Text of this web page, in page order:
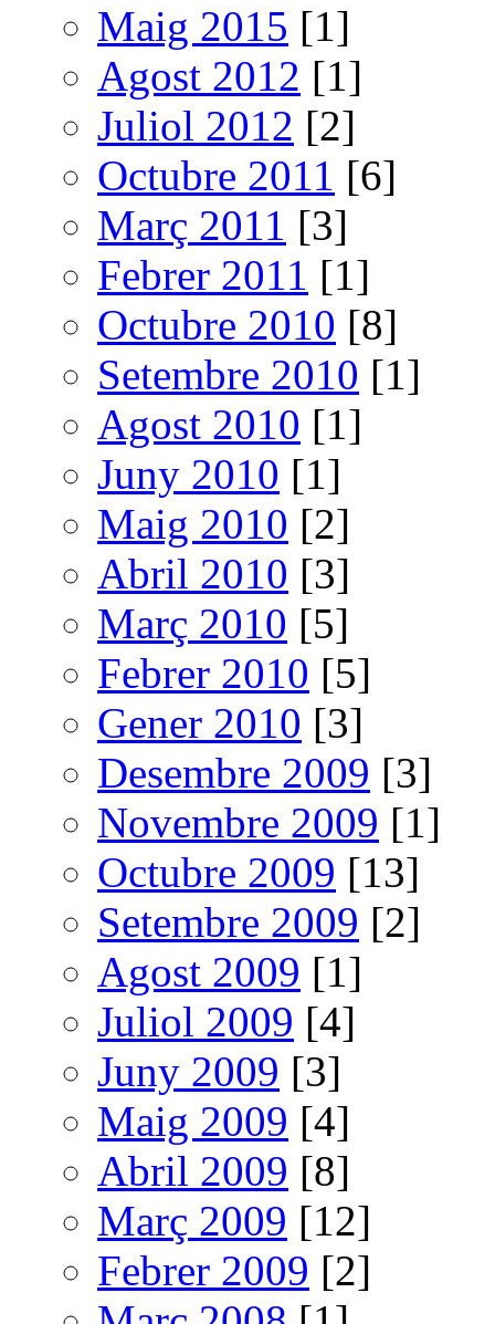
Maig 2015 [1]
Agost 2012 [1]
Juliol 2012 [2]
Octubre 2011 [6]
Març 2011 [3]
Febrer 2011 [1]
Octubre 2010 [8]
Setembre 2010 [1]
Agost 2010 [1]
Juny 2010 [1]
Maig 2010 [2]
Abril 2010 [3]
Març 2010 [5]
Febrer 2010 [5]
Gener 2010 [3]
Desembre 2009 [3]
Novembre 2009 [1]
Octubre 2009 [13]
Setembre 2009 [2]
Agost 2009 [1]
Juliol 2009 [4]
Juny 2009 [3]
Maig 2009 [4]
Abril 2009 [8]
Març 2009 [12]
Febrer 2009 [2]